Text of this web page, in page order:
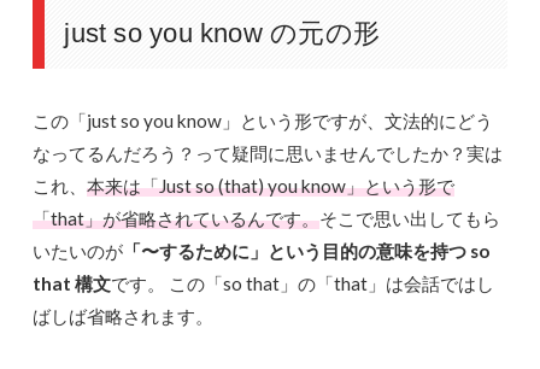
just so you know の元の形
この「just so you know」という形ですが、文法的にどう
なってるんだろう？って疑問に思いませんでしたか？実は
これ、 本来は「Just so (that) you know」という形で
「that」が省略されているんです。そこで思い出してもら
いたいのが「〜するために」という目的の意味を持つ so
that 構文です。 この「so that」の「that」は会話ではし
ばしば省略されます。